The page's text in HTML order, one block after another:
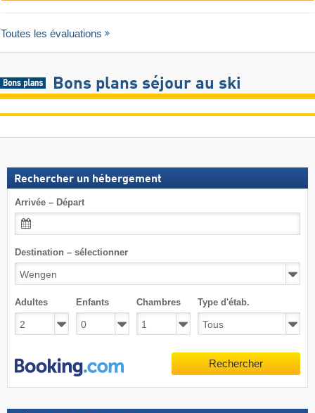
Toutes les évaluations
Bons plans séjour au ski
Rechercher un hébergement
Arrivée – Départ
Destination – sélectionner
Adultes Enfants Chambres Type d'étab.
Rechercher